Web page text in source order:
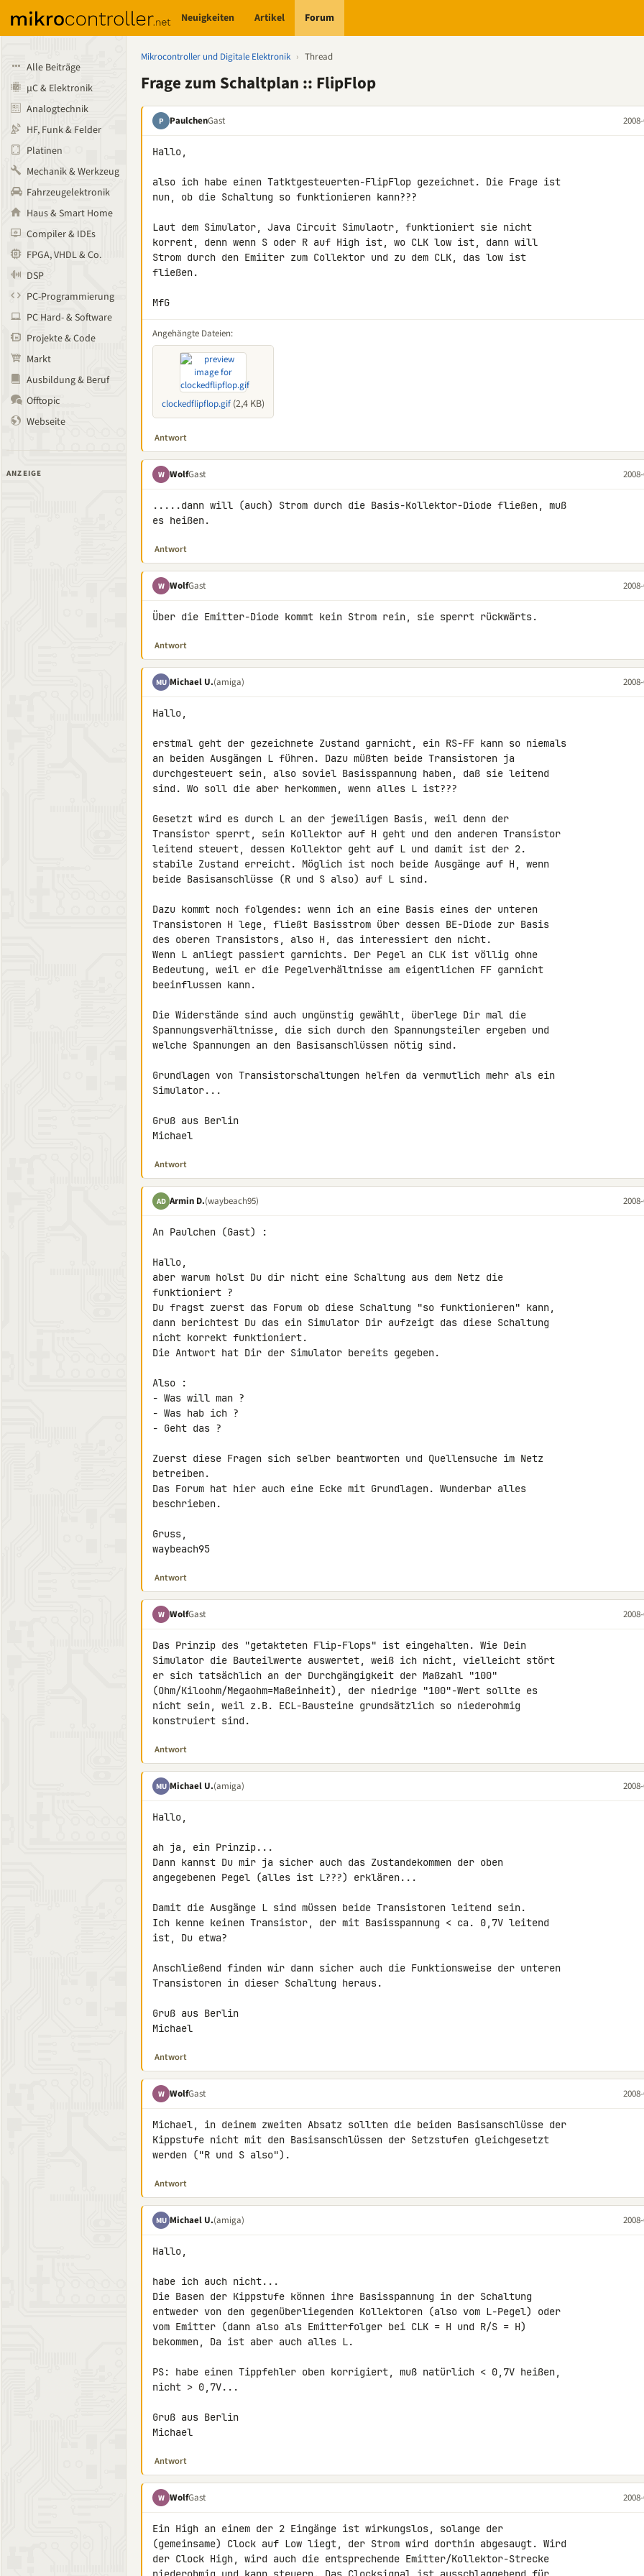
Neuigkeiten Artikel Forum
Alle Beiträge
µC & Elektronik
Analogtechnik
HF, Funk & Felder
Platinen
Mechanik & Werkzeug
Fahrzeugelektronik
Haus & Smart Home
Compiler & IDEs
FPGA, VHDL & Co.
DSP
PC-Programmierung
PC Hard- & Software
Projekte & Code
Markt
Ausbildung & Beruf
Offtopic
Webseite
ANZEIGE
Mikrocontroller und Digitale Elektronik › Thread
Frage zum Schaltplan :: FlipFlop
P PaulchenGast
Hallo,
also ich habe einen Tatktgesteuerten-FlipFlop gezeichnet. Die Frage ist
nun, ob die Schaltung so funktionieren kann???
Laut dem Simulator, Java Circuit Simulaotr, funktioniert sie nicht
korrent, denn wenn S oder R auf High ist, wo CLK low ist, dann will
Strom durch den Emiiter zum Collektor und zu dem CLK, das low ist
fließen.
MfG
Angehängte Dateien:
clockedflipflop.gif (2,4 KB)
Antwort
W WolfGast
.....dann will (auch) Strom durch die Basis-Kollektor-Diode fließen, muß
es heißen.
Antwort
W WolfGast
Über die Emitter-Diode kommt kein Strom rein, sie sperrt rückwärts.
Antwort
MU Michael U.(amiga)
Hallo,
erstmal geht der gezeichnete Zustand garnicht, ein RS-FF kann so niemals
an beiden Ausgängen L führen. Dazu müßten beide Transistoren ja
durchgesteuert sein, also soviel Basisspannung haben, daß sie leitend
sind. Wo soll die aber herkommen, wenn alles L ist???
Gesetzt wird es durch L an der jeweiligen Basis, weil denn der
Transistor sperrt, sein Kollektor auf H geht und den anderen Transistor
leitend steuert, dessen Kollektor geht auf L und damit ist der 2.
stabile Zustand erreicht. Möglich ist noch beide Ausgänge auf H, wenn
beide Basisanschlüsse (R und S also) auf L sind.
Dazu kommt noch folgendes: wenn ich an eine Basis eines der unteren
Transistoren H lege, fließt Basisstrom über dessen BE-Diode zur Basis
des oberen Transistors, also H, das interessiert den nicht.
Wenn L anliegt passiert garnichts. Der Pegel an CLK ist völlig ohne
Bedeutung, weil er die Pegelverhältnisse am eigentlichen FF garnicht
beeinflussen kann.
Die Widerstände sind auch ungünstig gewählt, überlege Dir mal die
Spannungsverhältnisse, die sich durch den Spannungsteiler ergeben und
welche Spannungen an den Basisanschlüssen nötig sind.
Grundlagen von Transistorschaltungen helfen da vermutlich mehr als ein
Simulator...
Gruß aus Berlin
Michael
Antwort
AD Armin D.(waybeach95)
An Paulchen (Gast) :
Hallo,
aber warum holst Du dir nicht eine Schaltung aus dem Netz die
funktioniert ?
Du fragst zuerst das Forum ob diese Schaltung "so funktionieren" kann,
dann berichtest Du das ein Simulator Dir aufzeigt das diese Schaltung
nicht korrekt funktioniert.
Die Antwort hat Dir der Simulator bereits gegeben.
Also :
- Was will man ?
- Was hab ich ?
- Geht das ?
Zuerst diese Fragen sich selber beantworten und Quellensuche im Netz
betreiben.
Das Forum hat hier auch eine Ecke mit Grundlagen. Wunderbar alles
beschrieben.
Gruss,
waybeach95
Antwort
W WolfGast
Das Prinzip des "getakteten Flip-Flops" ist eingehalten. Wie Dein
Simulator die Bauteilwerte auswertet, weiß ich nicht, vielleicht stört
er sich tatsächlich an der Durchgängigkeit der Maßzahl "100"
(Ohm/Kiloohm/Megaohm=Maßeinheit), der niedrige "100"-Wert sollte es
nicht sein, weil z.B. ECL-Bausteine grundsätzlich so niederohmig
konstruiert sind.
Antwort
MU Michael U.(amiga)
Hallo,
ah ja, ein Prinzip...
Dann kannst Du mir ja sicher auch das Zustandekommen der oben
angegebenen Pegel (alles ist L???) erklären...
Damit die Ausgänge L sind müssen beide Transistoren leitend sein.
Ich kenne keinen Transistor, der mit Basisspannung < ca. 0,7V leitend
ist, Du etwa?
Anschließend finden wir dann sicher auch die Funktionsweise der unteren
Transistoren in dieser Schaltung heraus.
Gruß aus Berlin
Michael
Antwort
W WolfGast
Michael, in deinem zweiten Absatz sollten die beiden Basisanschlüsse der
Kippstufe nicht mit den Basisanschlüssen der Setzstufen gleichgesetzt
werden ("R und S also").
Antwort
MU Michael U.(amiga)
Hallo,
habe ich auch nicht...
Die Basen der Kippstufe können ihre Basisspannung in der Schaltung
entweder von den gegenüberliegenden Kollektoren (also vom L-Pegel) oder
vom Emitter (dann also als Emitterfolger bei CLK = H und R/S = H)
bekommen, Da ist aber auch alles L.
PS: habe einen Tippfehler oben korrigiert, muß natürlich < 0,7V heißen,
nicht > 0,7V...
Gruß aus Berlin
Michael
Antwort
W WolfGast
Ein High an einem der 2 Eingänge ist wirkungslos, solange der
(gemeinsame) Clock auf Low liegt, der Strom wird dorthin abgesaugt. Wird
der Clock High, wird auch die entsprechende Emitter/Kollektor-Strecke